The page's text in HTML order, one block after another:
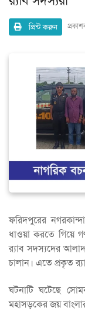
প্রিন্ট করুন
ফরিদপুরের
ধাওয়া করতে গিয়ে
র‍্যাব সদস্যদের
চালান। এতে প্রকৃত
ঘটনাটি ঘটেছে
মহাসড়কের জয়